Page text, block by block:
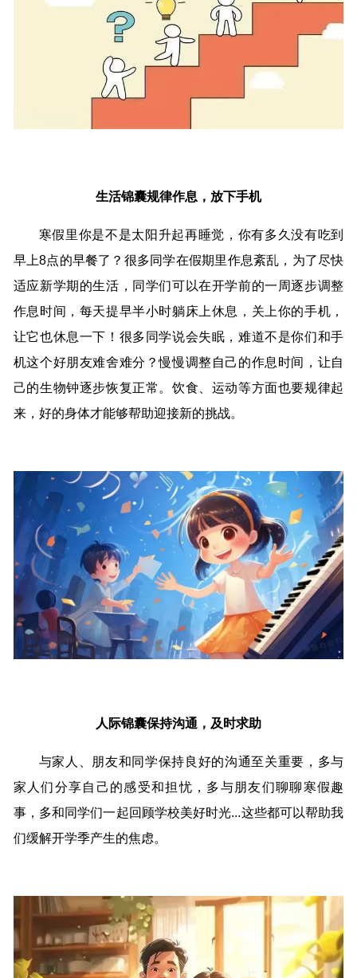
生活锦囊规律作息，放下手机
寒假里你是不是太阳升起再睡觉，你有多久没有吃到
早上8点的早餐了？很多同学在假期里作息紊乱，为了尽快
适应新学期的生活，同学们可以在开学前的一周逐步调整
作息时间，每天提早半小时躺床上休息，关上你的手机，
让它也休息一下！很多同学说会失眠，难道不是你们和手
机这个好朋友难舍难分？慢慢调整自己的作息时间，让自
己的生物钟逐步恢复正常。饮食、运动等方面也要规律起
来，好的身体才能够帮助迎接新的挑战。
人际锦囊保持沟通，及时求助
与家人、朋友和同学保持良好的沟通至关重要，多与
家人们分享自己的感受和担忧，多与朋友们聊聊寒假趣
事，多和同学们一起回顾学校美好时光...这些都可以帮助我
们缓解开学季产生的焦虑。